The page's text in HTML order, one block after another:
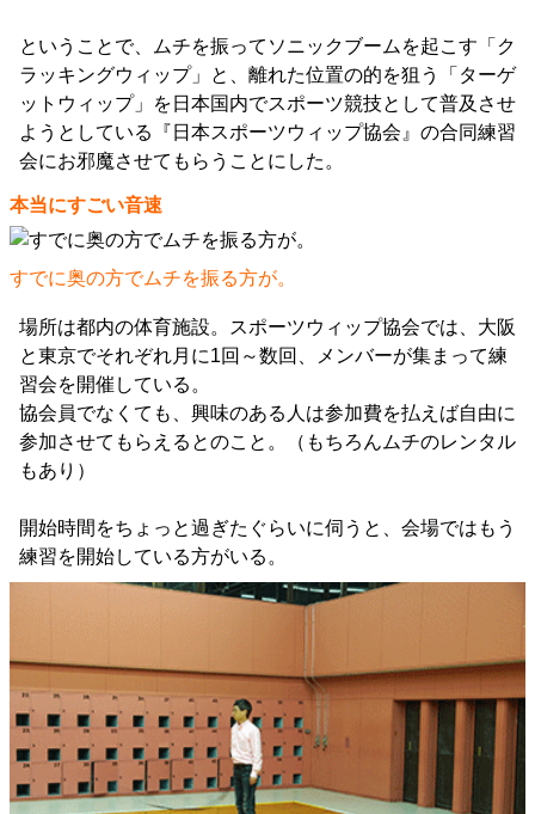
ということで、ムチを振ってソニックブームを起こす「ク
ラッキングウィップ」と、離れた位置の的を狙う「ターゲ
ットウィップ」を日本国内でスポーツ競技として普及させ
ようとしている『日本スポーツウィップ協会』の合同練習
会にお邪魔させてもらうことにした。
本当にすごい音速
すでに奥の方でムチを振る方が。
場所は都内の体育施設。スポーツウィップ協会では、大阪
と東京でそれぞれ月に1回～数回、メンバーが集まって練
習会を開催している。
協会員でなくても、興味のある人は参加費を払えば自由に
参加させてもらえるとのこと。（もちろんムチのレンタル
もあり）
開始時間をちょっと過ぎたぐらいに伺うと、会場ではもう
練習を開始している方がいる。